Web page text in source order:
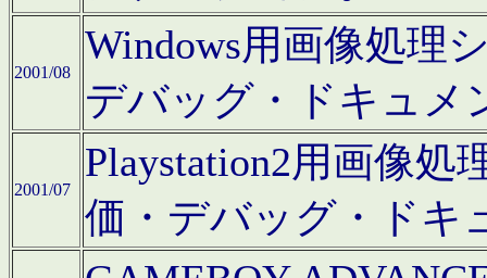
2001/08
Windows用画像処理
デバッグ・ドキュメ
2001/07
Playstation2用画像
価・デバッグ・ドキ